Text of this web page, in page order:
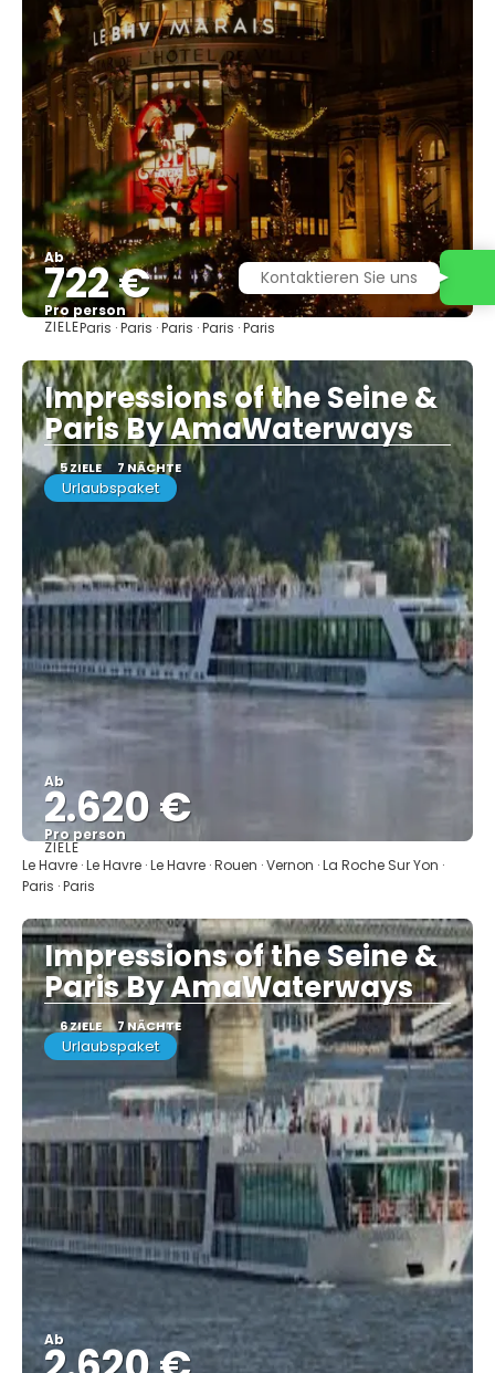
Ab
722 €
Pro person
Sehen
ZIELEParis · Paris · Paris · Paris · Paris
Impressions of the Seine &
Paris By AmaWaterways
5 ZIELE 7 NÄCHTE
Urlaubspaket
Ab
2.620 €
Pro person
Sehen
ZIELE
Le Havre · Le Havre · Le Havre · Rouen · Vernon · La Roche Sur Yon ·
Paris · Paris
Impressions of the Seine &
Paris By AmaWaterways
6 ZIELE 7 NÄCHTE
Urlaubspaket
Ab
Kontaktieren Sie uns